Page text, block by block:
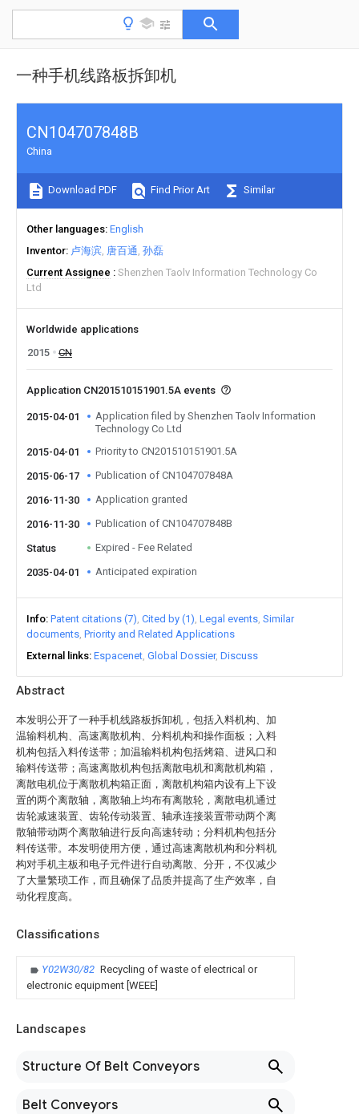
一种手机线路板拆卸机
Abstract
本发明公开了一种手机线路板拆卸机，包括入料机构、加
温输料机构、高速离散机构、分料机构和操作面板；入料
机构包括入料传送带；加温输料机构包括烤箱、进风口和
输料传送带；高速离散机构包括离散电机和离散机构箱，
离散电机位于离散机构箱正面，离散机构箱内设有上下设
置的两个离散轴，离散轴上均布有离散轮，离散电机通过
齿轮减速装置、齿轮传动装置、轴承连接装置带动两个离
散轴带动两个离散轴进行反向高速转动；分料机构包括分
料传送带。本发明使用方便，通过高速离散机构和分料机
构对手机主板和电子元件进行自动离散、分开，不仅减少
了大量繁琐工作，而且确保了品质并提高了生产效率，自
动化程度高。
Classifications
Y02W30/82 Recycling of waste of electrical or
electronic equipment [WEEE]
Landscapes
Structure Of Belt Conveyors
Belt Conveyors
CN104707848B
China
Download PDF Find Prior Art Similar
Other languages English
Inventor 卢海滨 唐百通 孙磊
Current Assignee
Shenzhen Taolv Information Technology Co
Ltd
Worldwide applications
2015
CN
Application CN201510151901.5A events
2015-04-01
Application filed by Shenzhen Taolv Information
Technology Co Ltd
2015-04-01
Priority to CN201510151901.5A
2015-06-17 Publication of CN104707848A
2016-11-30 Application granted
2016-11-30 Publication of CN104707848B
Status Expired - Fee Related
2035-04-01 Anticipated expiration
Info Patent citations (7) Cited by (1) Legal events Similar
documents Priority and Related Applications
External links Espacenet Global Dossier Discuss